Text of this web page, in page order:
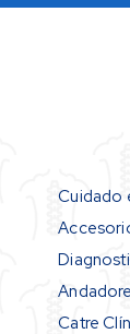
Cuidado
Catre